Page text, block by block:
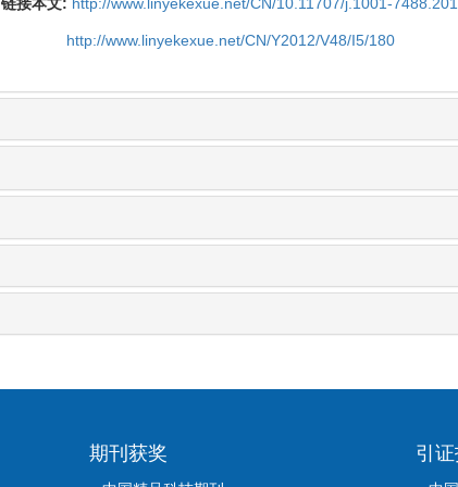
http://www.linyekexue.net/CN/Y2012/V48/I5/180
期刊获奖 引